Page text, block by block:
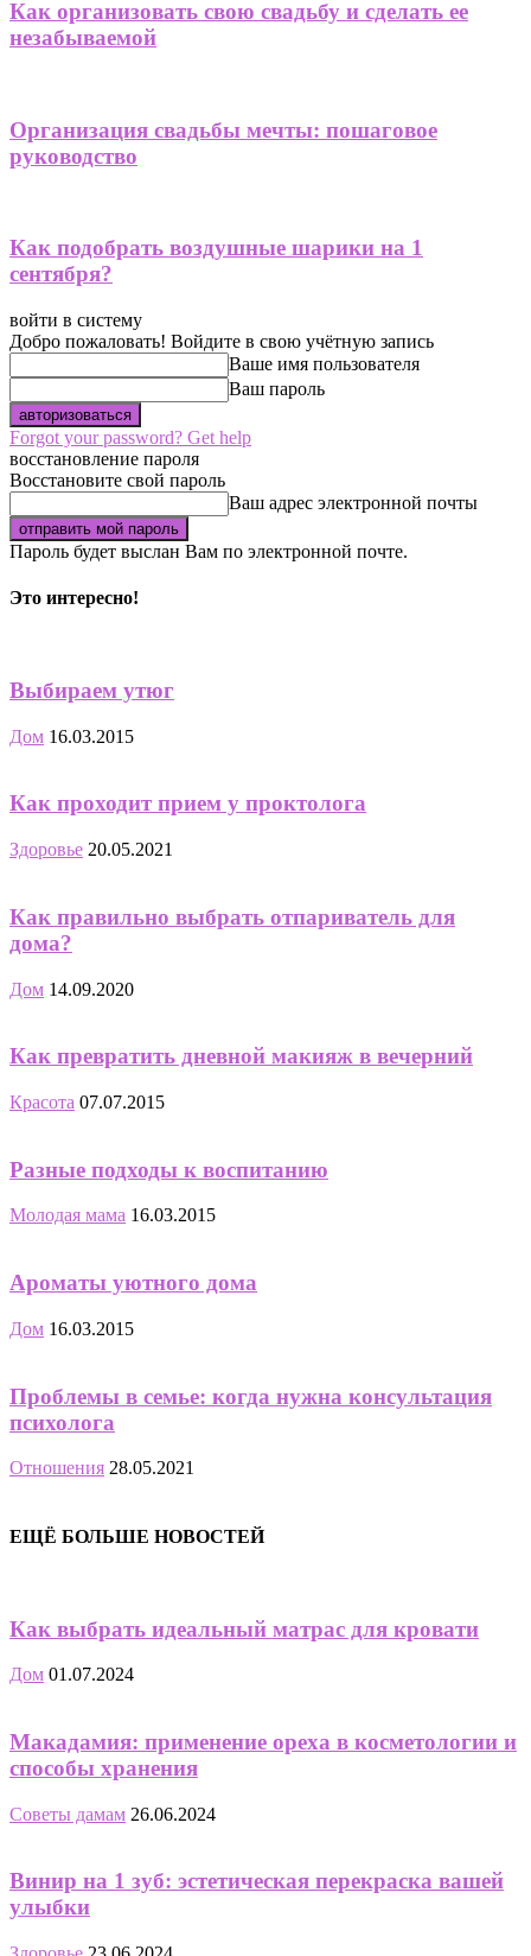
Как организовать свою свадьбу и сделать ее
незабываемой
Организация свадьбы мечты: пошаговое
руководство
Как подобрать воздушные шарики на 1
сентября?
войти в систему
Добро пожаловать! Войдите в свою учётную запись
Ваше имя пользователя
Ваш пароль
Forgot your password? Get help
восстановление пароля
Восстановите свой пароль
Ваш адрес электронной почты
Пароль будет выслан Вам по электронной почте.
Это интересно!
Выбираем утюг
Дом 16.03.2015
Как проходит прием у проктолога
Здоровье 20.05.2021
Как правильно выбрать отпариватель для
дома?
Дом 14.09.2020
Как превратить дневной макияж в вечерний
Красота 07.07.2015
Разные подходы к воспитанию
Молодая мама 16.03.2015
Ароматы уютного дома
Дом 16.03.2015
Проблемы в семье: когда нужна консультация
психолога
Отношения 28.05.2021
ЕЩЁ БОЛЬШЕ НОВОСТЕЙ
Как выбрать идеальный матрас для кровати
Дом 01.07.2024
Макадамия: применение ореха в косметологии и
способы хранения
Советы дамам 26.06.2024
Винир на 1 зуб: эстетическая перекраска вашей
улыбки